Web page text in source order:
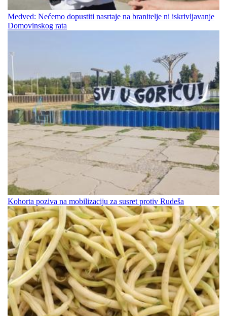
Medved: Nećemo dopustiti nasrtaje na branitelje ni iskrivljavanje
Domovinskog rata
Kohorta poziva na mobilizaciju za susret protiv Rudeša